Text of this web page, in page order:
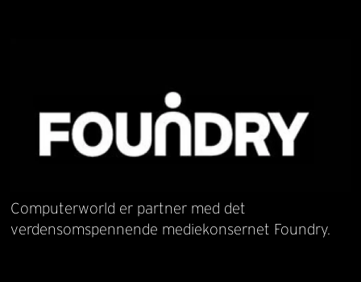
Computerworld er partner med det
verdensomspennende mediekonsernet Foundry.